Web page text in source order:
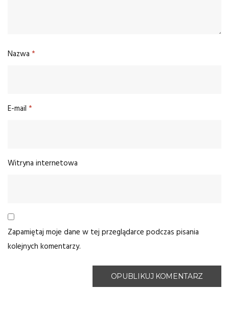
Nazwa *
E-mail *
Witryna internetowa
Zapamiętaj moje dane w tej przeglądarce podczas pisania
kolejnych komentarzy.